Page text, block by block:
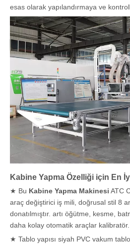
esas olarak yapılandırmaya ve
Kabine Yapma Özelliği için En
★ Bu Kabine Yapma Makinesi ATC
araç değiştirici iş mili, doğrusal stil 8
donatılmıştır. artı öğütme, kesme,
daha kolay otomatik araçlar kalibratör.
★ Tablo yapısı siyah PVC vakum